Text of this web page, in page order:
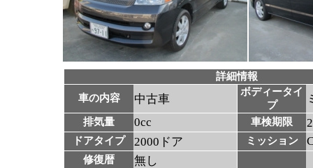
詳細情報
車の内容
中古車
ボディータイ
プ
排気量 0cc 車検期限
ドアタイプ 2000ドア ミッション
修復暦 無し